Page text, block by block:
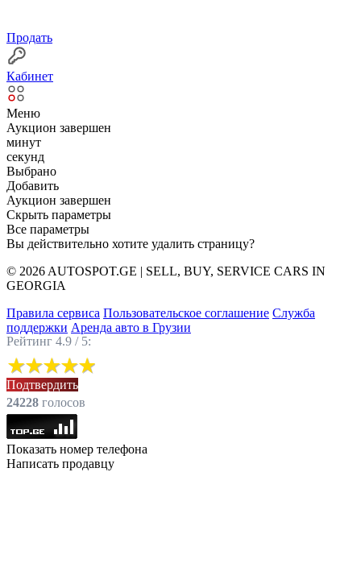
Продать
Кабинет
Меню
Аукцион завершен
минут
секунд
Выбрано
Добавить
Аукцион завершен
Скрыть параметры
Все параметры
Вы действительно хотите удалить страницу?
© 2026 AUTOSPOT.GE | SELL, BUY, SERVICE CARS IN
GEORGIA
Правила сервиса Пользовательское соглашение Служба
поддержки Аренда авто в Грузии
Рейтинг 4.9 / 5:
Подтвердить
24228 голоcов
Показать номер телефона
Написать продавцу